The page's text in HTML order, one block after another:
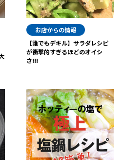
お店からの情報
【誰でもデキル】サラダレシピ
が衝撃的すぎるほどのオイシ
さ!!!